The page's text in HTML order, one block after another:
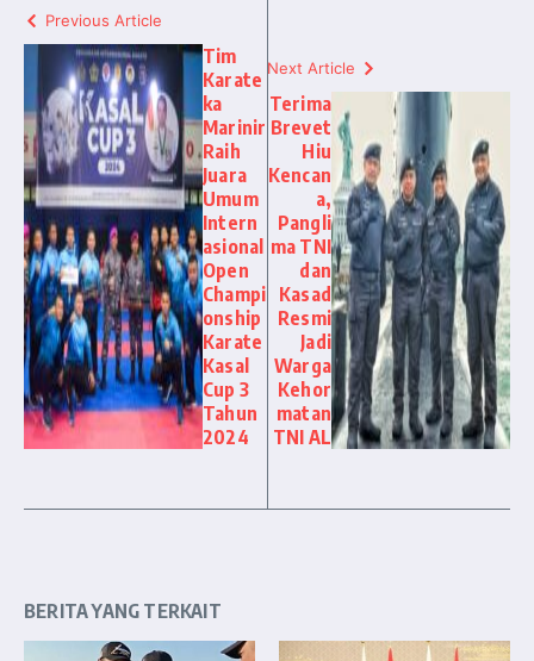
Previous Article
Tim
Karate
ka
Marinir
Raih
Juara
Umum
Intern
asional
Open
Champi
onship
Karate
Kasal
Cup 3
Tahun
2024
Next Article
Terima
Brevet
Hiu
Kencan
a,
Pangli
ma TNI
dan
Kasad
Resmi
Jadi
Warga
Kehor
matan
TNI AL
BERITA YANG TERKAIT